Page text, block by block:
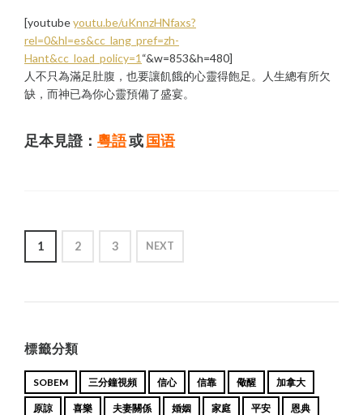
[youtubeyoutu.be/uKnnzHNfaxs?
rel=0&hl=es&cc_lang_pref=zh-
Hant&cc_load_policy=1“&w=853&h=480]
人不只為滿足肚腹，也要讓飢餓的心靈得飽足。人生總有所欠
缺，而神已為你心靈預備了盛宴。
足本見證： 粵語或国语
POSTS
1 2 3 NEXT
標籤分類
SOBEM 三分鐘視頻 信心 信靠 儆醒 加拿大
原諒 喜樂 夫妻關係 婚姻 家庭 平安 恩典